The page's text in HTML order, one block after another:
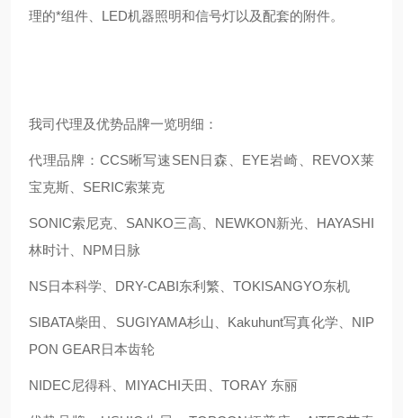
理的*组件、LED机器照明和信号灯以及配套的附件。
我司代理及优势品牌一览明细：
代理品牌：CCS晰写速SEN日森、EYE岩崎、REVOX莱
宝克斯、SERIC索莱克
SONIC索尼克、SANKO三高、NEWKON新光、HAYASHI
林时计、NPM日脉
NS日本科学、DRY-CABI东利繁、TOKISANGYO东机
SIBATA柴田、SUGIYAMA杉山、Kakuhunt写真化学、NIP
PON GEAR日本齿轮
NIDEC尼得科、MIYACHI天田、TORAY 东丽